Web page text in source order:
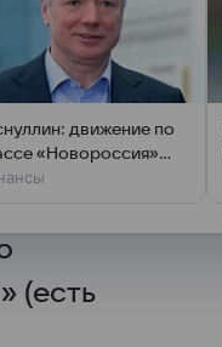
(есть
движение по
«Новороссия»